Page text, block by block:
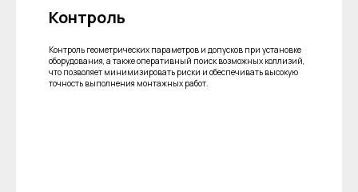
Контроль
Контроль геометрических параметров и допусков при установке
оборудования, а также оперативный поиск возможных коллизий,
что позволяет минимизировать риски и обеспечивать высокую
точность выполнения монтажных работ.